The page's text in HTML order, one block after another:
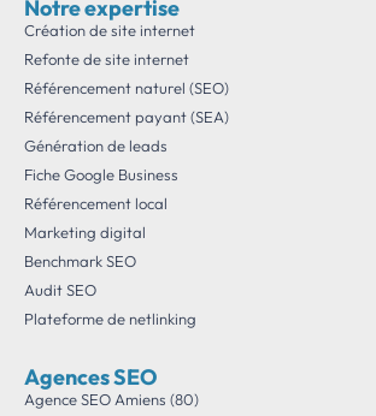
Notre expertise
Création de site internet
Refonte de site internet
Référencement naturel (SEO)
Référencement payant (SEA)
Génération de leads
Fiche Google Business
Référencement local
Marketing digital
Benchmark SEO
Audit SEO
Plateforme de netlinking
Agences SEO
Agence SEO Amiens (80)